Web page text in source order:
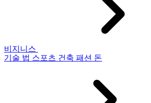
비지니스
기술 법 스포츠 건축 패션 돈